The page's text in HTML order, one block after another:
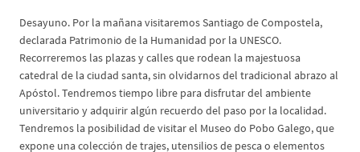
Desayuno. Por la mañana visitaremos Santiago de Compostela,
declarada Patrimonio de la Humanidad por la UNESCO.
Recorreremos las plazas y calles que rodean la majestuosa
catedral de la ciudad santa, sin olvidarnos del tradicional abrazo al
Apóstol. Tendremos tiempo libre para disfrutar del ambiente
universitario y adquirir algún recuerdo del paso por la localidad.
Tendremos la posibilidad de visitar el Museo do Pobo Galego, que
expone una colección de trajes, utensilios de pesca o elementos